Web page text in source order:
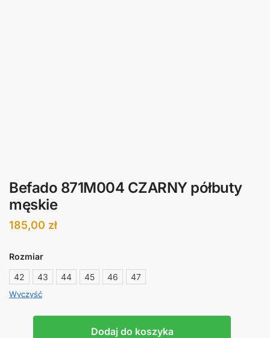
Befado 871M004 CZARNY półbuty
męskie
185,00 zł
Rozmiar
42
43 44 45 46 47
Wyczyść
Dodaj do koszyka